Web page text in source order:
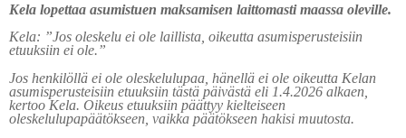
Kela lopettaa asumistuen maksamisen laittomasti maassa oleville.
Kela: ”Jos oleskelu ei ole laillista, oikeutta asumisperusteisiin
etuuksiin ei ole.”
Jos henkilöllä ei ole oleskelulupaa, hänellä ei ole oikeutta Kelan
asumisperusteisiin etuuksiin tästä päivästä eli 1.4.2026 alkaen,
kertoo Kela. Oikeus etuuksiin päättyy kielteiseen
oleskelulupapäätökseen, vaikka päätökseen hakisi muutosta.